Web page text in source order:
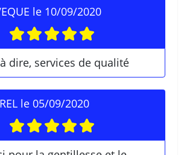
le 10/09/2020
dire, services de qualité
le 05/09/2020